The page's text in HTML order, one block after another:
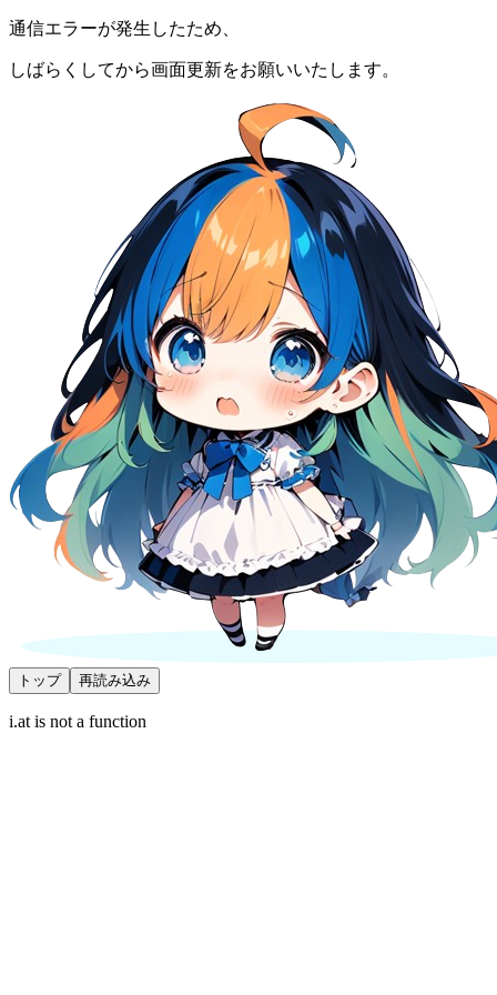
通信エラーが発生したため、
しばらくしてから画面更新をお願いいたします。
トップ 再読み込み
i.at is not a function